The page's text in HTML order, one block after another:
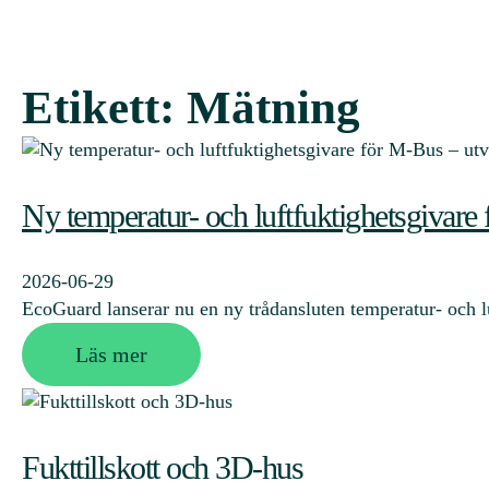
Etikett: Mätning
Ny temperatur- och
2026-06-29
EcoGuard lanserar nu en ny trådansluten temperatur-
Läs mer
Fukttillskott och 3D-hus